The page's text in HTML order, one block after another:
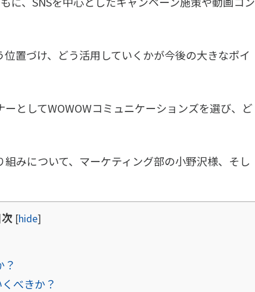
位置づけ、どう活用していくかが今後の大きなポイ
としてWOWOWコミュニケーションズを選び、ど
みについて、マーケティング部の小野沢様、そし
[hide]
べきか？